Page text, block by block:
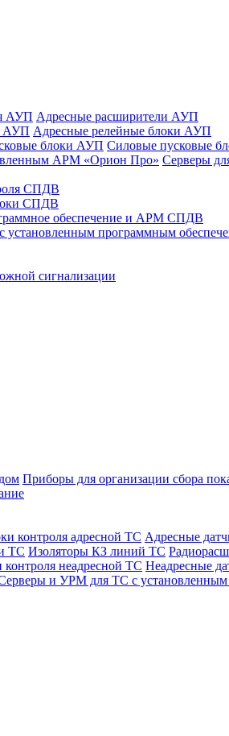
АУП Адресные расширители АУП
АУП Адресные релейные блоки АУП
блоки АУП Силовые пусковые
АРМ «Орион Про» Серверы
СПДВ
СПДВ
обеспечение и АРМ СПДВ
установленным программным
сигнализации
Приборы для организации сбора
контроля адресной ТС Адресные
ТС Изоляторы КЗ линий ТС
контроля неадресной ТС Неадресные
и УРМ для ТС с